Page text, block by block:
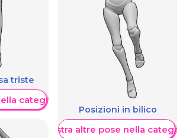
triste
categoria
Posizioni in bilico
Mostra altre pose nella